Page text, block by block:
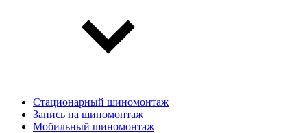
Стационарный шиномонтаж
Запись на шиномонтаж
Мобильный шиномонтаж